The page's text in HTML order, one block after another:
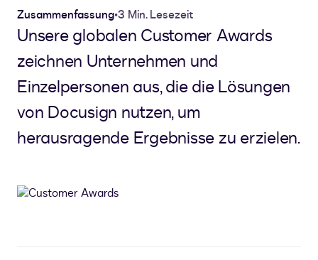
Zusammenfassung•3 Min. Lesezeit
Unsere globalen Customer Awards
zeichnen Unternehmen und
Einzelpersonen aus, die die Lösungen
von Docusign nutzen, um
herausragende Ergebnisse zu erzielen.